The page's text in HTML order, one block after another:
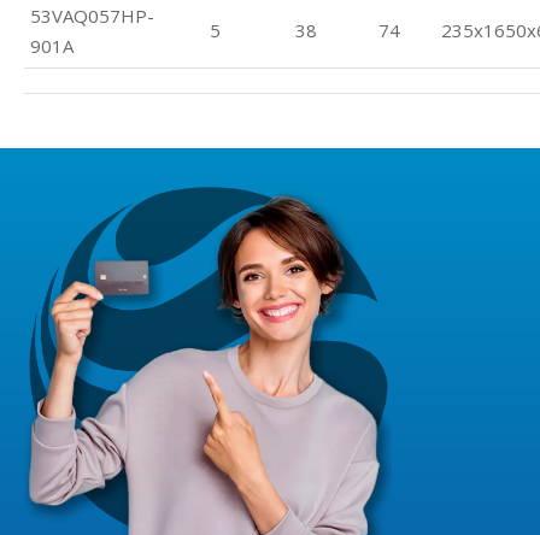
53VAQ057HP-
901A
5 38 74